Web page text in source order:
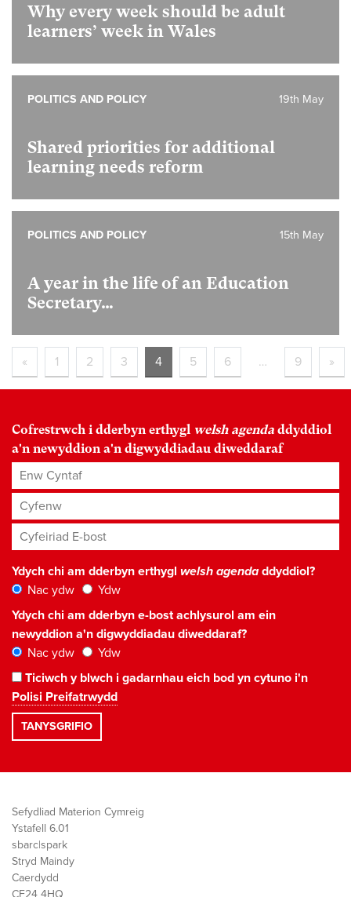
Why every week should be adult
learners’ week in Wales
Shared priorities for additional
learning needs reform
19th May
POLITICS AND POLICY
A year in the life of an Education
Secretary…
15th May
POLITICS AND POLICY
« 1 2 3 4 5 6 … 9 »
Cofrestrwch i dderbyn erthygl welsh agenda ddyddiol
a'n newyddion a'n digwyddiadau diweddaraf
Enw Cyntaf
Cyfenw
Cyfeiriad E-bost*
Ydych chi am dderbyn erthygl welsh agendaddyddiol?
Nac ydw
Ydw
Ydych chi am dderbyn e-bost achlysurol am ein
newyddion a'n digwyddiadau diweddaraf?
Nac ydw
Ydw
Ticiwch y blwch i gadarnhau eich bod yn cytuno i'n
Polisi Preifatrwydd
Sefydliad Materion Cymreig
Ystafell 6.01
sbarc|spark
Stryd Maindy
Caerdydd
CF24 4HQ